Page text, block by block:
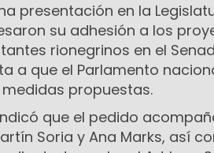
presentación en la
su adhesión a los
rionegrinos en el
a que el Parlamento
propuestas.
que el pedido
Soria y Ana Marks, así